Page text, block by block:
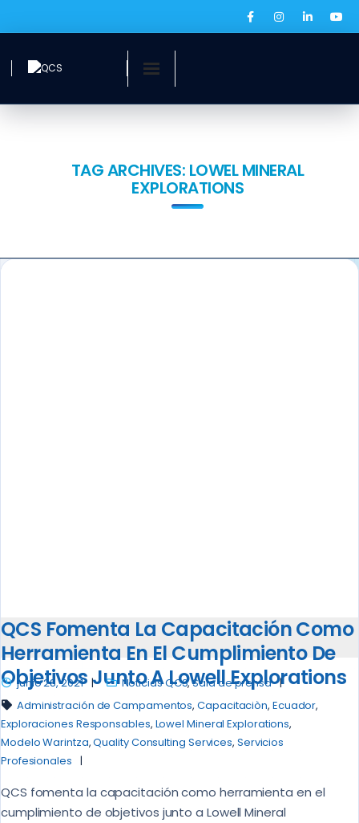
TAG ARCHIVES: LOWEL MINERAL
EXPLORATIONS
QCS Fomenta La Capacitación Como
Herramienta En El Cumplimiento De
Objetivos Junto A Lowell Explorations
junio 28, 2021 Noticias QCS,Sala de prensa
Administración de Campamentos,Capacitaciòn, Ecuador,
Exploraciones Responsables, Lowel Mineral Explorations,
Modelo Warintza,Quality Consulting Services, Servicios
Profesionales
QCS fomenta la capacitación como herramienta en el
cumplimiento de objetivos junto a Lowell Mineral